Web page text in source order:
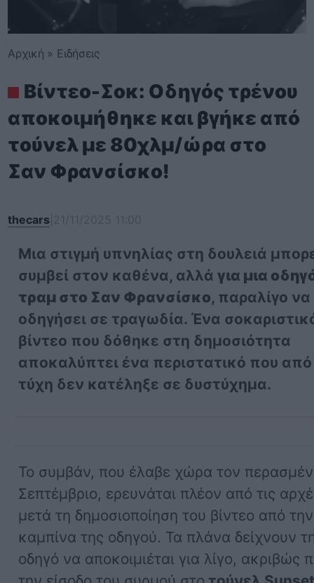
Αρχική » Ειδήσεις
Βίντεο-Σοκ: Οδηγός τρένου
αποκοιμήθηκε και βγήκε από
τούνελ με 80χλμ/ώρα στο
Σαν Φρανσίσκο!
thecars
Μια στιγμή υπνηλίας στη δουλειά
συμβεί στον καθένα, αλλάγια μια
τραμ στο Σαν Φρανσίσκο, παραλίγο να
οδηγήσει σε τραγωδία. Ένα
βίντεο που δόθηκε στη δημοσιότητα
αποκαλύπτει ένα περιστατικό που από
τύχη δεν κατέληξε σε δυστύχημα.
Το συμβάν, που έλαβε χώρα τον
Σεπτέμβριο, ερευνάται πλέον από τις
μετά τη δημοσιοποίηση του βίντεο από την
καμπίνα της οδηγού. Τα πλάνα δείχνουν
οδηγό να αποκοιμιέται για λίγο, ακριβώς